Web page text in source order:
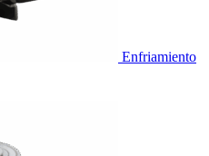
Enfriamiento